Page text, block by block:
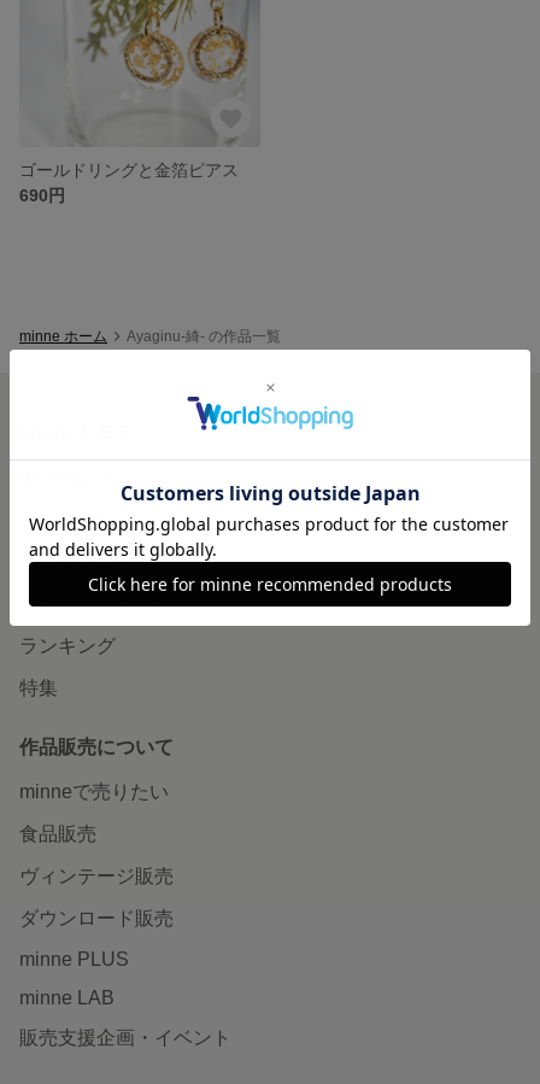
ゴールドリングと金箔ピアス
690円
minne ホーム Ayaginu-綺- の作品一覧
minneで買いたい
作品をさがす
ショップをさがす
ランキング
特集
作品販売について
minneで売りたい
食品販売
ヴィンテージ販売
ダウンロード販売
minne PLUS
minne LAB
販売支援企画・イベント